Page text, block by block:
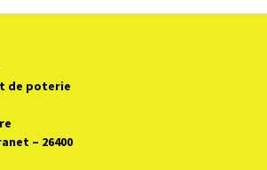
de poterie
– 26400